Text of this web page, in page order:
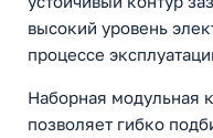
высокий уровень
процессе
Наборная модульная
позволяет гибко